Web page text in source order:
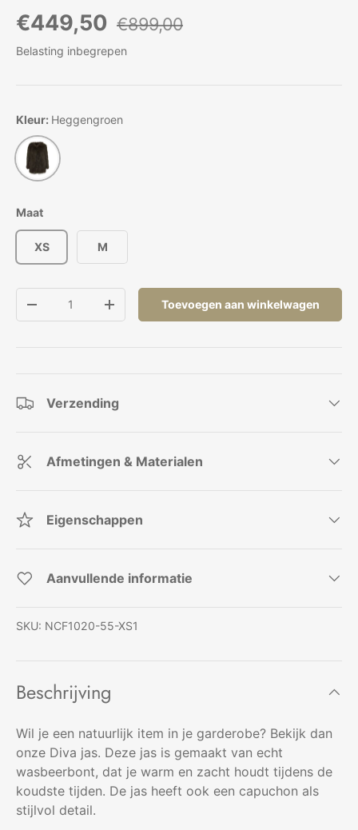
Verkoopprijs
€449,50 Reguliere prijs
€899,00
Belasting inbegrepen
Kleur: Heggengroen
Heggengroen
Maat
XS M
Verlaag de hoeveelheidVerhoog de hoeveelheid
Toevoegen aan winkelwagen
Verzending
Afmetingen & Materialen
Eigenschappen
Aanvullende informatie
SKU: NCF1020-55-XS1
Beschrijving
Wil je een natuurlijk item in je garderobe? Bekijk dan
onze Diva jas. Deze jas is gemaakt van echt
wasbeerbont, dat je warm en zacht houdt tijdens de
koudste tijden. De jas heeft ook een capuchon als
stijlvol detail.